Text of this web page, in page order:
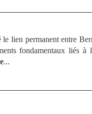
lien permanent entre
fondamentaux liés à
...